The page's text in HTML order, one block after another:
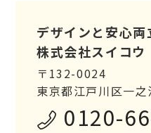
デザインと安心両
株式会社スイコウ
〒132-0024
東京都江戸川区一
0120-